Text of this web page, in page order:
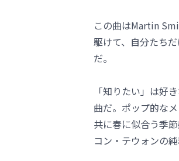
この曲はMartin
駆けて、自分たち
だ。
「知りたい」は好
曲だ。ポップ的な
共に春に似合う季
コン・テウォンの